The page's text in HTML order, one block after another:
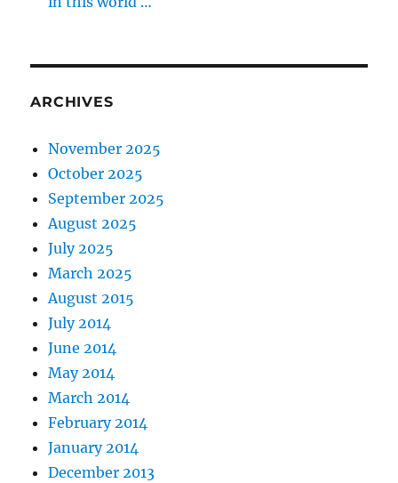
ARCHIVES
November 2025
October 2025
September 2025
August 2025
July 2025
March 2025
August 2015
July 2014
June 2014
May 2014
March 2014
February 2014
January 2014
December 2013